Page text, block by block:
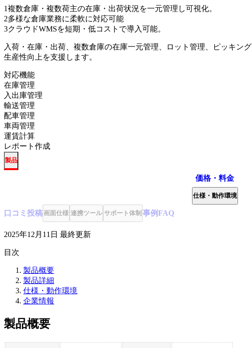
1複数倉庫・複数荷主の在庫・出荷状況を一元管理し可視化。
2多様な倉庫業務に柔軟に対応可能
3クラウドWMSを短期・低コストで導入可能。
入荷・在庫・出荷、複数倉庫の在庫一元管理、ロット管理、ピッキン
生産性向上を支援します。
対応機能
在庫管理
入出庫管理
輸送管理
配車管理
車両管理
運賃計算
レポート作成
製品
価格・料金
仕様・動作環境
口コミ 投稿画面仕様 連携ツール サポート体制 事例FAQ
2025年12月11日 最終更新
目次
製品概要
製品詳細
仕様・動作環境
企業情報
製品概要